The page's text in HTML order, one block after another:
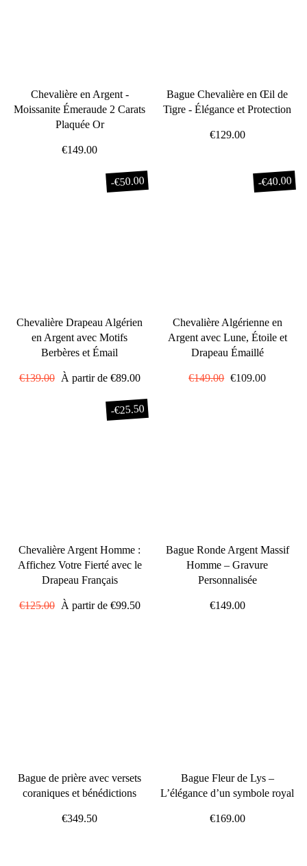
Chevalière en Argent -
Moissanite Émeraude 2 Carats
Plaquée Or
€149.00
Bague Chevalière en Œil de
Tigre - Élégance et Protection
€129.00
-€50.00
Chevalière Drapeau Algérien
en Argent avec Motifs
Berbères et Émail
Prix
€139.00
Prix
À partir de €89.00
-€40.00
Chevalière Algérienne en
Argent avec Lune, Étoile et
Drapeau Émaillé
Prix
€149.00 Prix
€109.00
-€25.50
Chevalière Argent Homme :
Affichez Votre Fierté avec le
Drapeau Français
Prix
€125.00
Prix
À partir de €99.50
Bague Ronde Argent Massif
Homme – Gravure
Personnalisée
€149.00
Bague de prière avec versets
coraniques et bénédictions
€349.50
Bague Fleur de Lys –
L’élégance d’un symbole royal
€169.00